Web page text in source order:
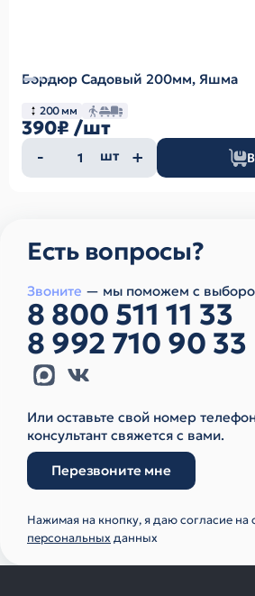
Бордюр Садовый 200мм, Яшма
200 мм
390₽ /шт
Количество
шт
Есть вопросы?
Звоните — мы поможем с
8 800 511 11 33
8 992 710 90 33
Или оставьте свой номер
консультант свяжется с вами.
Перезвоните мне
Нажимая на кнопку, я даю согласие на
персональныхданных